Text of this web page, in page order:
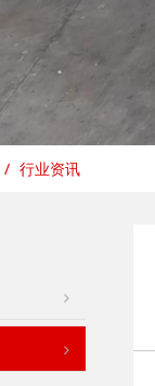
行业资讯